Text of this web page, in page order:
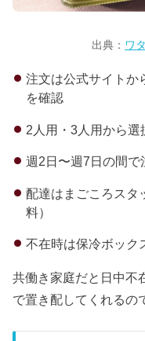
出典： ワ
注文は公式サイトか
を確認
2人用・3人用から選
週2日〜週7日の間で
配達はまごころスタ
料）
不在時は保冷ボック
共働き家庭だと日中不
で置き配してくれるの